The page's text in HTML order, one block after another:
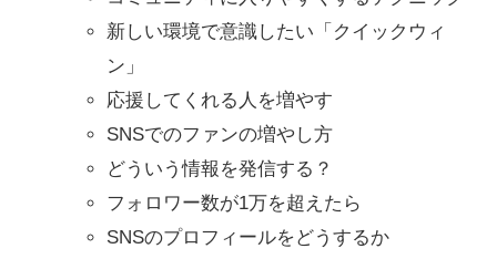
新しい環境で意識したい「クイックウィ
ン」
応援してくれる人を増やす
SNSでのファンの増やし方
どういう情報を発信する？
フォロワー数が1万を超えたら
SNSのプロフィールをどうするか